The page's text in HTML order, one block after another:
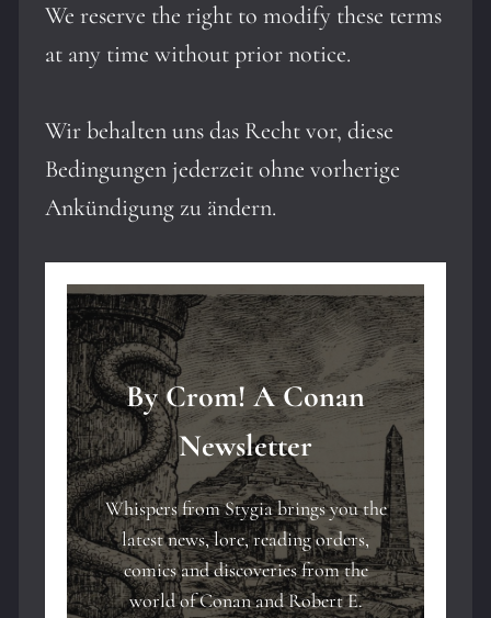
We reserve the right to modify these terms
at any time without prior notice.
Wir behalten uns das Recht vor, diese
Bedingungen jederzeit ohne vorherige
Ankündigung zu ändern.
By Crom! A Conan
Newsletter
Whispers from Stygia brings you the
latest news, lore, reading orders,
comics and discoveries from the
world of Conan and Robert E.